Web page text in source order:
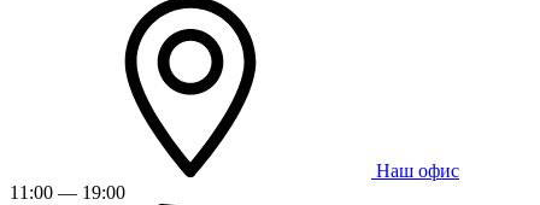
Наш офис
11:00 — 19:00